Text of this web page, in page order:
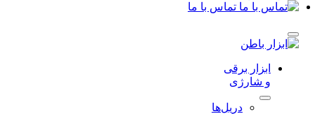
تماس با ما
ابزار برقی
و شارژی
دریل‌ها